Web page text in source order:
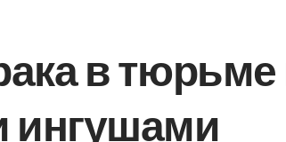
в
ингушами